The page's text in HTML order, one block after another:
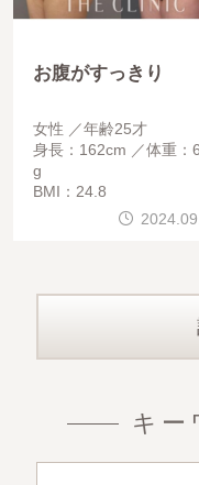
お腹がすっきり
女性
年齢25才
身長：162cm
体重：
g
BMI：24.8
キー